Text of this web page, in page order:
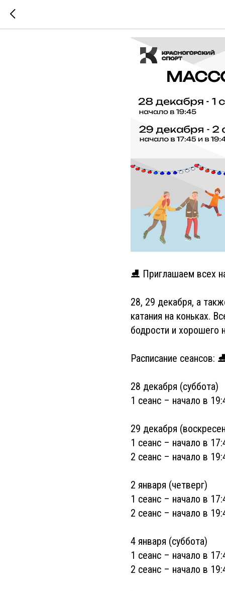
⛸ Приглашаем всех
28, 29 декабря, а
катания на коньках.
бодрости и хорошего
Расписание сеансов:
28 декабря (суббота)
1 сеанс – начало в
29 декабря
1 сеанс – начало в
2 сеанс – начало в
2 января (четверг)
1 сеанс – начало в
2 сеанс – начало в
4 января (суббота)
1 сеанс – начало в
2 сеанс – начало в